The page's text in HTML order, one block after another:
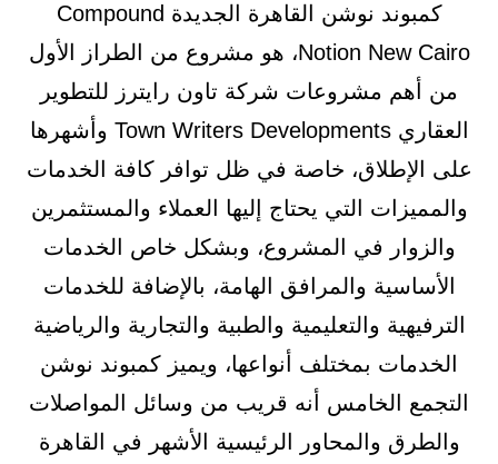
كمبوند نوشن القاهرة الجديدة Compound
Notion New Cairo، هو مشروع من الطراز الأول
من أهم مشروعات شركة تاون رايترز للتطوير
العقاري Town Writers Developments وأشهرها
على الإطلاق، خاصة في ظل توافر كافة الخدمات
والمميزات التي يحتاج إليها العملاء والمستثمرين
والزوار في المشروع، وبشكل خاص الخدمات
الأساسية والمرافق الهامة، بالإضافة للخدمات
الترفيهية والتعليمية والطبية والتجارية والرياضية
الخدمات بمختلف أنواعها، ويميز كمبوند نوشن
التجمع الخامس أنه قريب من وسائل المواصلات
والطرق والمحاور الرئيسية الأشهر في القاهرة